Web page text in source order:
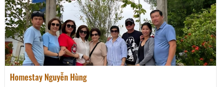
Homestay Nguyễn Hùng